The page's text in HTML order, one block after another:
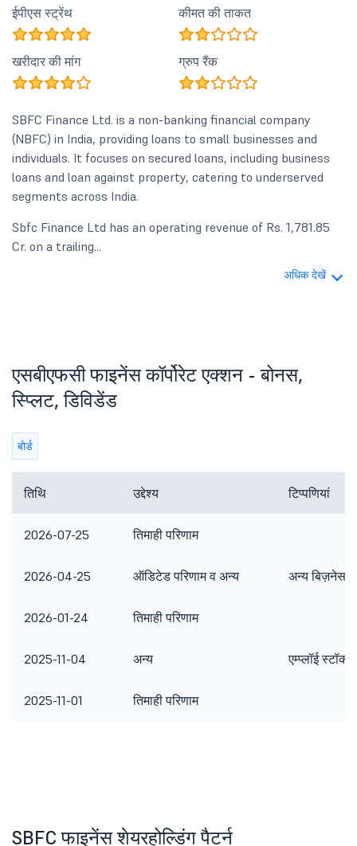
ईपीएस स्ट्रेंथ कीमत की ताकत
खरीदार की मांग ग्रुप रैंक
SBFC Finance Ltd. is a non-banking financial company
(NBFC) in India, providing loans to small businesses and
individuals. It focuses on secured loans, including business
loans and loan against property, catering to underserved
segments across India.
Sbfc Finance Ltd has an operating revenue of Rs. 1,781.85
Cr. on a trailing...
अधिक देखें
एसबीएफसी फाइनेंस कॉर्पोरेट एक्शन - बोनस,
स्प्लिट, डिविडेंड
बोर्ड
तिथि उद्देश्य टिप्पणियां
2026-07-25 तिमाही परिणाम
2026-04-25 ऑडिटेड परिणाम व अन्य अन्य बिज़नेस
2026-01-24 तिमाही परिणाम
2025-11-04 अन्य एम्प्लॉई स्टॉक
2025-11-01 तिमाही परिणाम
SBFC फाइनेंस शेयरहोल्डिंग पैटर्न